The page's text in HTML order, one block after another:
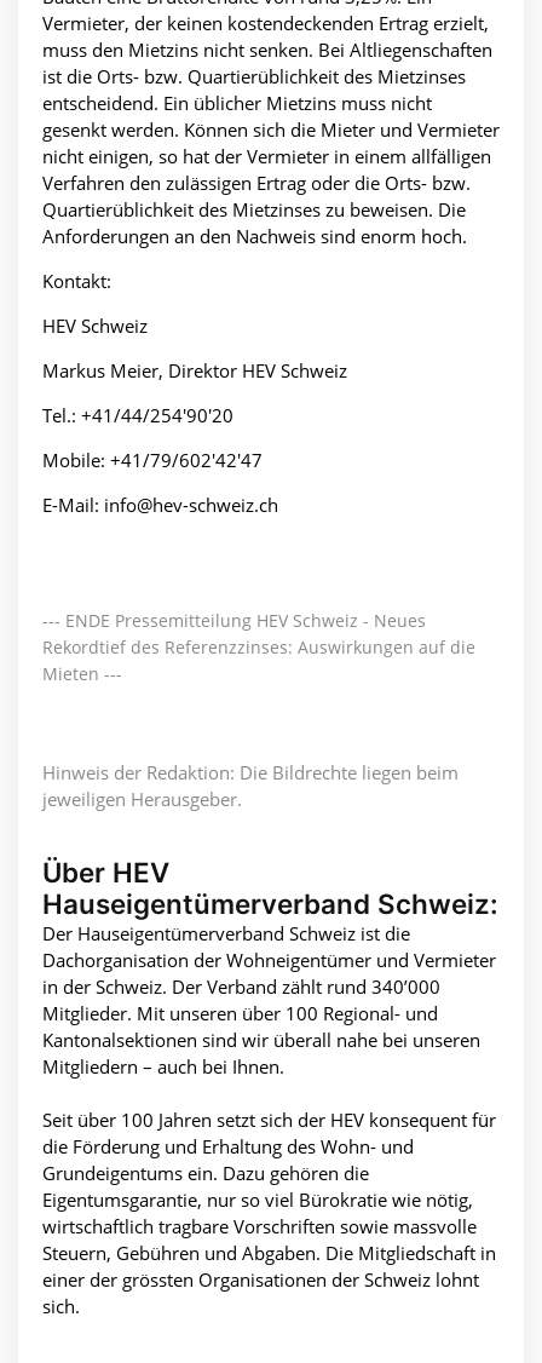
Vermieter, der keinen kostendeckenden Ertrag erzielt,
muss den Mietzins nicht senken. Bei Altliegenschaften
ist die Orts- bzw. Quartierüblichkeit des Mietzinses
entscheidend. Ein üblicher Mietzins muss nicht
gesenkt werden. Können sich die Mieter und Vermieter
nicht einigen, so hat der Vermieter in einem allfälligen
Verfahren den zulässigen Ertrag oder die Orts- bzw.
Quartierüblichkeit des Mietzinses zu beweisen. Die
Anforderungen an den Nachweis sind enorm hoch.
Kontakt:
HEV Schweiz
Markus Meier, Direktor HEV Schweiz
Tel.: +41/44/254'90'20
Mobile: +41/79/602'42'47
E-Mail: info@hev-schweiz.ch
--- ENDE Pressemitteilung HEV Schweiz - Neues
Rekordtief des Referenzzinses: Auswirkungen auf die
Mieten ---
Hinweis der Redaktion: Die Bildrechte liegen beim
jeweiligen Herausgeber.
Über HEV
Hauseigentümerverband Schweiz:
Der Hauseigentümerverband Schweiz ist die
Dachorganisation der Wohneigentümer und Vermieter
in der Schweiz. Der Verband zählt rund 340’000
Mitglieder. Mit unseren über 100 Regional- und
Kantonalsektionen sind wir überall nahe bei unseren
Mitgliedern – auch bei Ihnen.
Seit über 100 Jahren setzt sich der HEV konsequent für
die Förderung und Erhaltung des Wohn- und
Grundeigentums ein. Dazu gehören die
Eigentumsgarantie, nur so viel Bürokratie wie nötig,
wirtschaftlich tragbare Vorschriften sowie massvolle
Steuern, Gebühren und Abgaben. Die Mitgliedschaft in
einer der grössten Organisationen der Schweiz lohnt
sich.